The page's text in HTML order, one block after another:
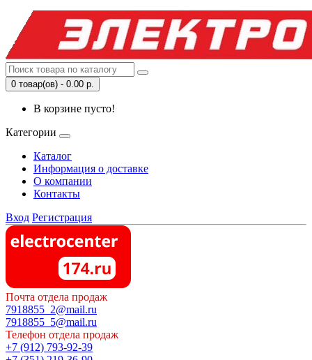
0 товар(ов) - 0.00 р.
В корзине пусто!
Категории
Каталог
Информация о доставке
О компании
Контакты
Вход Регистрация
Почта отдела продаж
7918855_2@mail.ru
7918855_5@mail.ru
Телефон отдела продаж
+7 (912) 793-92-39